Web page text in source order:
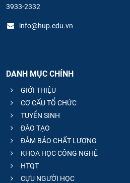
3933-2332
info@hup.edu.vn
DANH MỤC CHÍNH
GIỚI THIỆU
CƠ CẤU TỔ CHỨC
TUYỂN SINH
ĐÀO TẠO
ĐẢM BẢO CHẤT LƯỢNG
KHOA HỌC CÔNG NGHỆ
HTQT
CỰU NGƯỜI HỌC